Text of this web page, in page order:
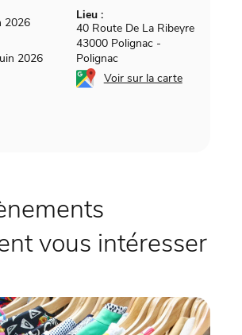
2026
2026
Lieu :
40 Route De La Ribeyre
43000 Polignac -
Polignac
Voir sur la carte
vous intéresser